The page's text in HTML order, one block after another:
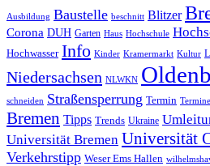
Ausbildung Baustelle beschnitt Blitzer
Corona DUH Garten Haus Hochschule
Hochwasser Info Kinder Kramermarkt Kultur
Niedersachsen NLWKN
schneiden Straßensperrung Termin Termine
Bremen Tipps Trends Ukraine
Universität Bremen Universität
Verkehrstipp Weser Ems Hallen